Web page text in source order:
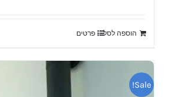
הוספה לסל פרטים
Sale!